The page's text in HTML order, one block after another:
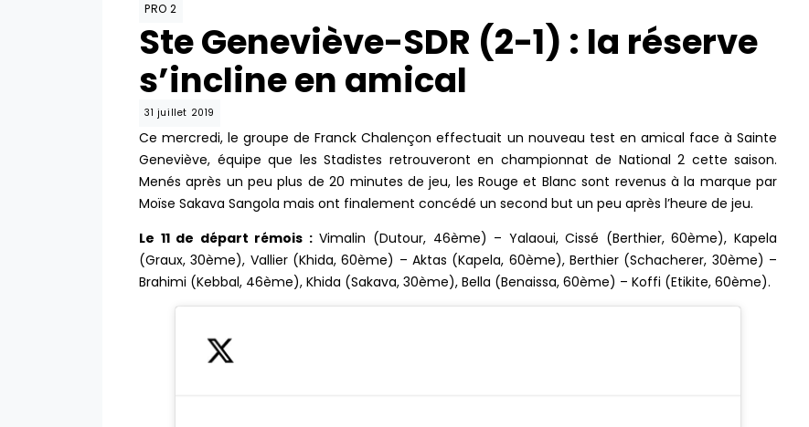
PRO 2
Ste Geneviève-SDR (2-1) : la réserve
s’incline en amical
31 juillet 2019
Ce mercredi, le groupe de Franck Chalençon effectuait un nouveau test en amical face à Sainte
Geneviève, équipe que les Stadistes retrouveront en championnat de National 2 cette saison.
Menés après un peu plus de 20 minutes de jeu, les Rouge et Blanc sont revenus à la marque par
Moïse Sakava Sangola mais ont finalement concédé un second but un peu après l’heure de jeu.
Le 11 de départ rémois :Vimalin (Dutour, 46ème) – Yalaoui, Cissé (Berthier, 60ème), Kapela
(Graux, 30ème), Vallier (Khida, 60ème) – Aktas (Kapela, 60ème), Berthier (Schacherer, 30ème) –
Brahimi (Kebbal, 46ème), Khida (Sakava, 30ème), Bella (Benaissa, 60ème) – Koffi (Etikite, 60ème).